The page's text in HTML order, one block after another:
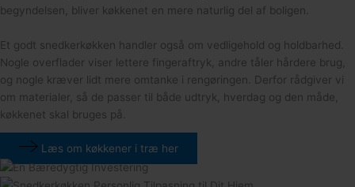
begyndelsen, bliver køkkenet en mere naturlig del af boligen.
Et godt snedkerkøkken handler også om vedligehold og holdbarhed.
Nogle overflader viser lettere fingeraftryk, andre tåler hårdere brug,
og nogle kræver lidt mere omtanke i rengøringen. Derfor rådgiver vi
om materialer, så de passer til både udtryk, hverdag og den måde,
køkkenet skal bruges på.
Læs om køkkener i træ her